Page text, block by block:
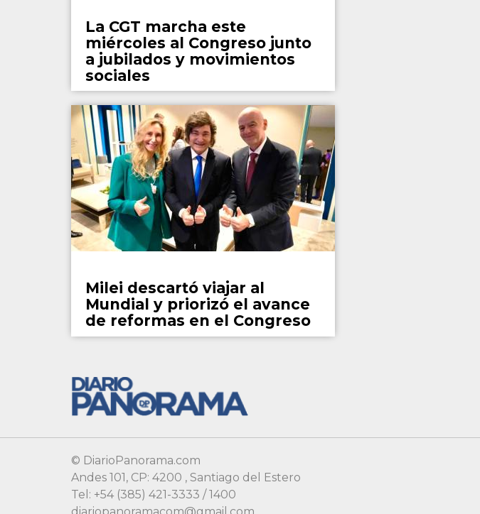
La CGT marcha este
miércoles al Congreso junto
a jubilados y movimientos
sociales
Milei descartó viajar al
Mundial y priorizó el avance
de reformas en el Congreso
© DiarioPanorama.com
Andes 101, CP: 4200 , Santiago del Estero
Tel: +54 (385) 421-3333 / 1400